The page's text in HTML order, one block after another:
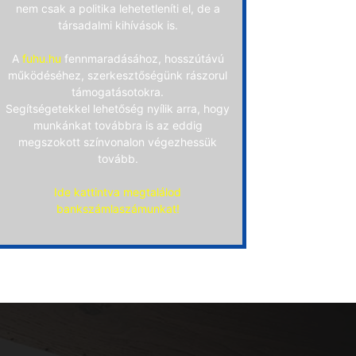
nem csak a politika lehetetleníti el, de a
társadalmi kihívások is.
A fuhu.hu fennmaradásához, hosszútávú
működéséhez, szerkesztőségünk rászorul
támogatásotokra.
Segítségetekkel lehetőség nyílik arra, hogy
munkánkat továbbra is az eddig
megszokott színvonalon végezhessük
tovább.
Ide kattintva megtalálod
bankszámlaszámunkat!